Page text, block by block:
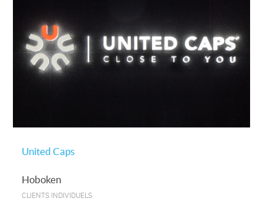
United Caps
Hoboken
CLIENTS INDIVIDUELS